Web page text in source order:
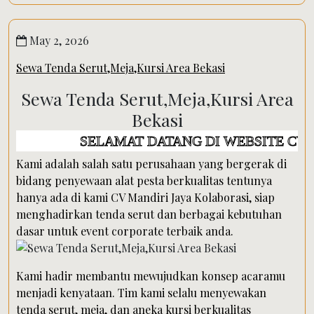
May 2, 2026
Sewa Tenda Serut,Meja,Kursi Area Bekasi
Sewa Tenda Serut,Meja,Kursi Area
Bekasi
DATANG DI WEBSITE CV MANDIRI
Kami adalah salah satu perusahaan yang bergerak di
bidang penyewaan alat pesta berkualitas tentunya
hanya ada di kami CV Mandiri Jaya Kolaborasi, siap
menghadirkan tenda serut dan berbagai kebutuhan
dasar untuk event corporate terbaik anda.
Kami hadir membantu mewujudkan konsep acaramu
menjadi kenyataan. Tim kami selalu menyewakan
tenda serut, meja, dan aneka kursi berkualitas